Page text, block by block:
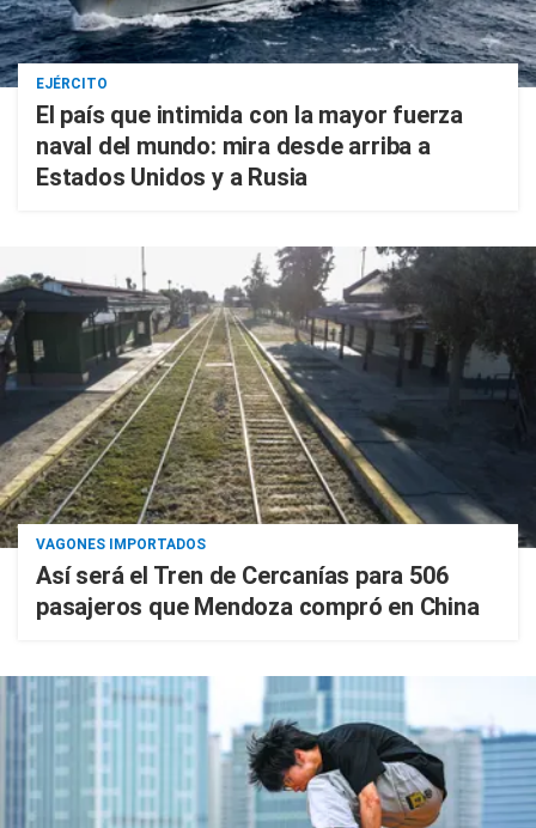
EJÉRCITO
El país que intimida con la mayor fuerza
naval del mundo: mira desde arriba a
Estados Unidos y a Rusia
VAGONES IMPORTADOS
Así será el Tren de Cercanías para 506
pasajeros que Mendoza compró en China